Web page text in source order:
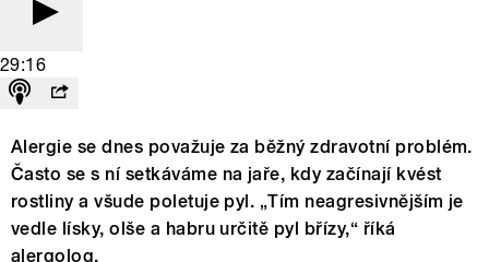
29:16
Alergie se dnes považuje za běžný zdravotní problém.
Často se s ní setkáváme na jaře, kdy začínají kvést
rostliny a všude poletuje pyl. „Tím neagresivnějším je
vedle lísky, olše a habru určitě pyl břízy,“ říká
alergolog.